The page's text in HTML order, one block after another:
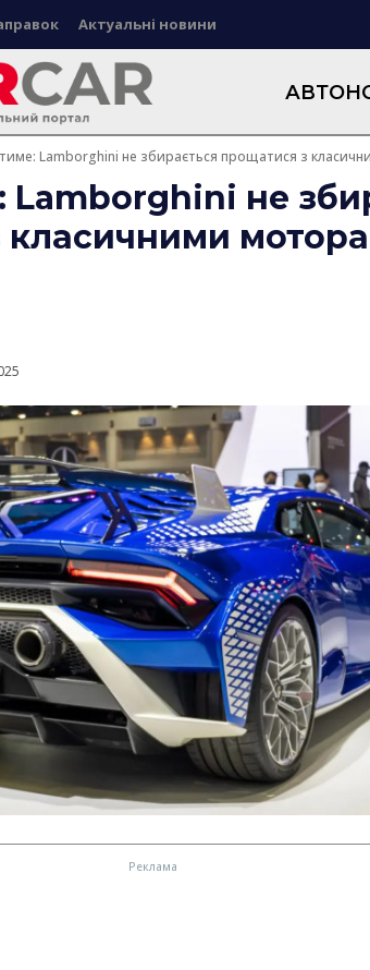
Актуальні новини
Lamborghini не збирається прощатися з
не
класичними